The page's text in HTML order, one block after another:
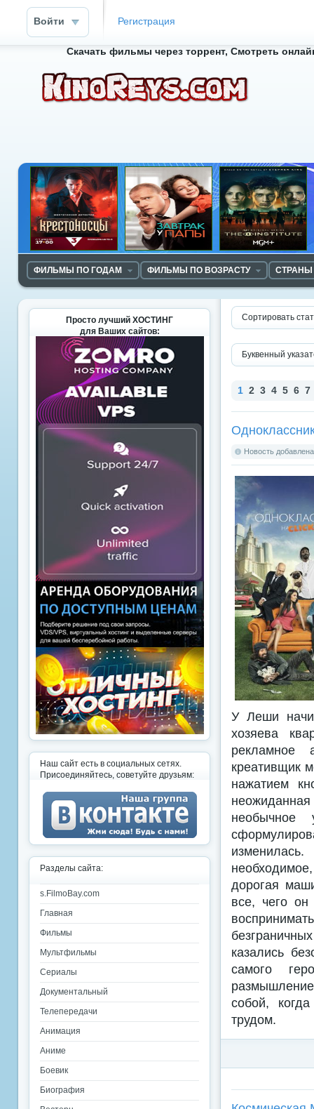
Войти Регистрация
Скачать фильмы через торрент, Смотреть
ФИЛЬМЫ ПО ГОДАМ ФИЛЬМЫ ПО ВОЗРАСТУ
Сортировать
Буквенный
1 2 3 4 5 6 7
Новость
У Леши
хозяева
рекламное
креативщик
нажатием
необычное
дорогая
все, чего
казались
самого
размышление
собой,
трудом.
Просто лучший ХОСТИНГ
для Ваших сайтов:
Наш сайт есть в социальных сетях.
Присоединяйтесь, советуйте друзьям:
Разделы сайта:
s.FilmoBay.com
Главная
Фильмы
Мультфильмы
Сериалы
Документальный
Телепередачи
Анимация
Аниме
Боевик
Биография